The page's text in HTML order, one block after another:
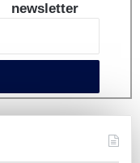
newsletter